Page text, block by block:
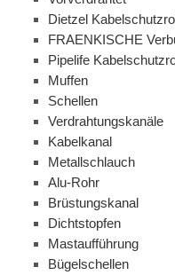
Dietzel
FRAENKISCHE
Pipelife
Muffen
Schellen
Verdrahtungskanäle
Kabelkanal
Metallschlauch
Alu-Rohr
Brüstungskanal
Dichtstopfen
Mastaufführung
Bügelschellen